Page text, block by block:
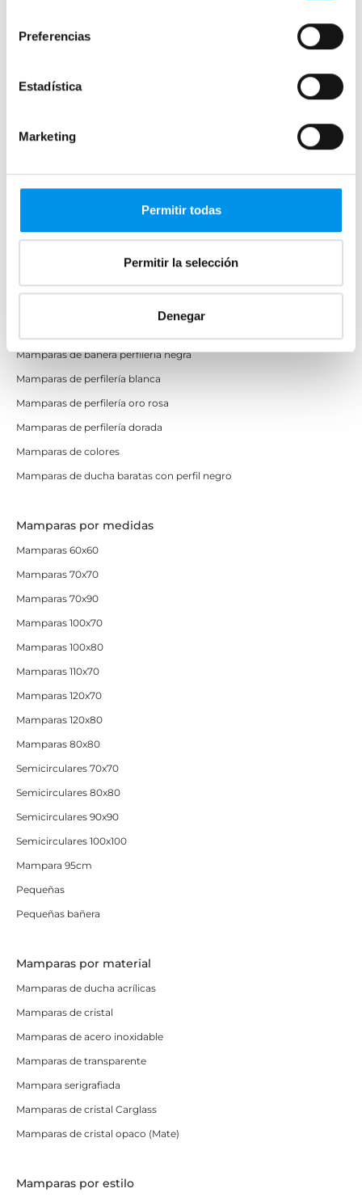
Preferencias
Estadística
Marketing
Permitir todas
Permitir la selección
Denegar
Semicirculares
Apertura abatible
Cristal fijo para ducha
Mamparas con armario
Mamparas de colores
Mamparas de bañera perfilería negra
Mamparas de perfilería blanca
Mamparas de perfilería oro rosa
Mamparas de perfilería dorada
Mamparas de colores
Mamparas de ducha baratas con perfil negro
Mamparas por medidas
Mamparas 60x60
Mamparas 70x70
Mamparas 70x90
Mamparas 100x70
Mamparas 100x80
Mamparas 110x70
Mamparas 120x70
Mamparas 120x80
Mamparas 80x80
Semicirculares 70x70
Semicirculares 80x80
Semicirculares 90x90
Semicirculares 100x100
Mampara 95cm
Pequeñas
Pequeñas bañera
Mamparas por material
Mamparas de ducha acrílicas
Mamparas de cristal
Mamparas de acero inoxidable
Mamparas de transparente
Mampara serigrafiada
Mamparas de cristal Carglass
Mamparas de cristal opaco (Mate)
Mamparas por estilo